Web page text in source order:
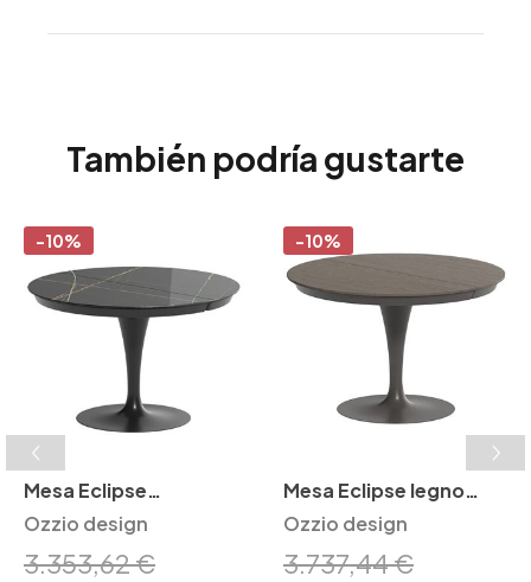
También podría gustarte
-10%
Mesa Eclipse
extensible Ozzio
Design
Ozzio design
3.353,62 €
-10%
Mesa Eclipse legno
extensible Ozzio
Design
Ozzio design
3.737,44 €